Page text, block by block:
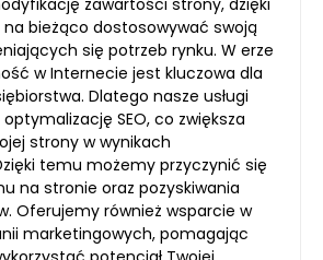
zawartości strony, dzięki
bieżąco dostosowywać swoją
się potrzeb rynku. W erze
w Internecie jest kluczowa dla
Dlatego nasze usługi
SEO, co zwiększa
strony w wynikach
temu możemy przyczynić się
na stronie oraz pozyskiwania
Oferujemy również wsparcie w
marketingowych, pomagając